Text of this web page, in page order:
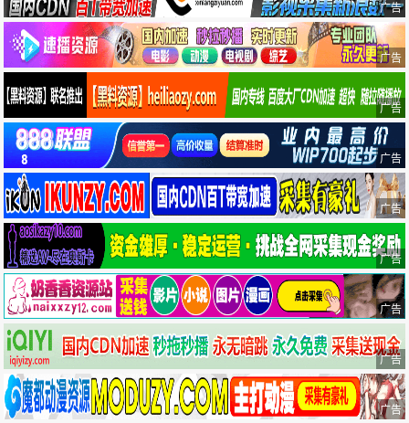
广告
广告
广告
广告
广告
广告
广告
广告
广告